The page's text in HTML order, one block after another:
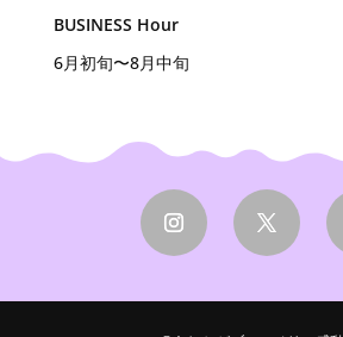
BUSINESS Hour
6月初旬〜8月中旬